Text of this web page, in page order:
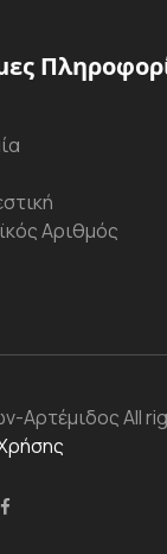
Αριθμός
ΑρτέμιδοςAll